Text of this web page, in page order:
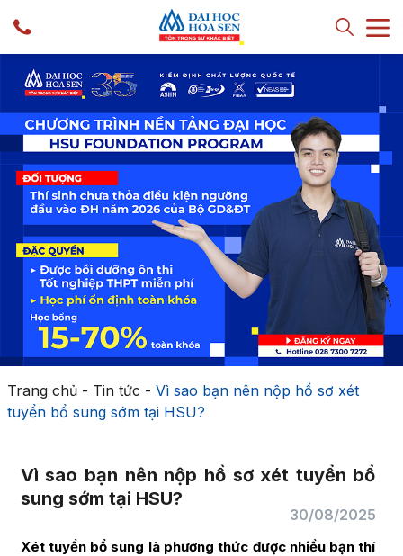
Trang chủ- Tin tức - Vì sao bạn nên nộp hồ sơ xét
tuyển bổ sung sớm tại HSU?
Vì sao bạn nên nộp hồ sơ xét tuyển bổ
sung sớm tại HSU?
30/08/2025
Xét tuyển bổ sung là phương thức được nhiều bạn thí